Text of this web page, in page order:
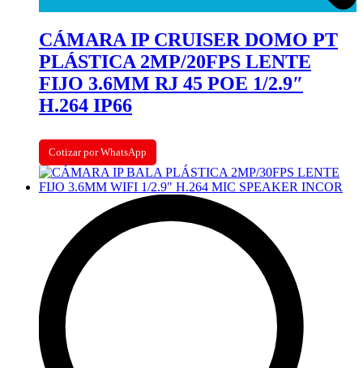
CÁMARA IP CRUISER DOMO PT
PLÁSTICA 2MP/20FPS LENTE
FIJO 3.6MM RJ 45 POE 1/2.9″
H.264 IP66
Cotizar por WhatsApp